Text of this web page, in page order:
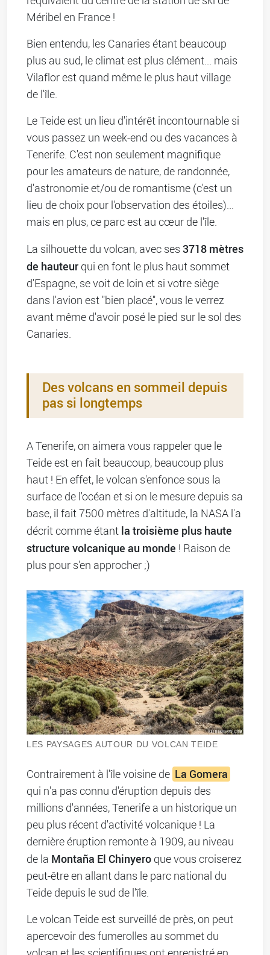
Méribel en France !
Bien entendu, les Canaries étant beaucoup
plus au sud, le climat est plus clément... mais
Vilaflor est quand même le plus haut village
de l'île.
Le Teide est un lieu d'intérêt incontournable si
vous passez un week-end ou des vacances à
Tenerife. C'est non seulement magnifique
pour les amateurs de nature, de randonnée,
d'astronomie et/ou de romantisme (c'est un
lieu de choix pour l'observation des étoiles)...
mais en plus, ce parc est au cœur de l'île.
La silhouette du volcan, avec ses 3718 mètres
de hauteur qui en font le plus haut sommet
d'Espagne, se voit de loin et si votre siège
dans l'avion est "bien placé", vous le verrez
avant même d'avoir posé le pied sur le sol des
Canaries.
Des volcans en sommeil depuis
pas si longtemps
A Tenerife, on aimera vous rappeler que le
Teide est en fait beaucoup, beaucoup plus
haut ! En effet, le volcan s'enfonce sous la
surface de l'océan et si on le mesure depuis sa
base, il fait 7500 mètres d'altitude, la NASA l'a
décrit comme étant la troisième plus haute
structure volcanique au monde ! Raison de
plus pour s'en approcher ;)
LES PAYSAGES AUTOUR DU VOLCAN TEIDE
Contrairement à l'île voisine de La Gomera
qui n'a pas connu d'éruption depuis des
millions d'années, Tenerife a un historique un
peu plus récent d'activité volcanique ! La
dernière éruption remonte à 1909, au niveau
de la Montaña El Chinyero que vous croiserez
peut-être en allant dans le parc national du
Teide depuis le sud de l'île.
Le volcan Teide est surveillé de près, on peut
apercevoir des fumerolles au sommet du